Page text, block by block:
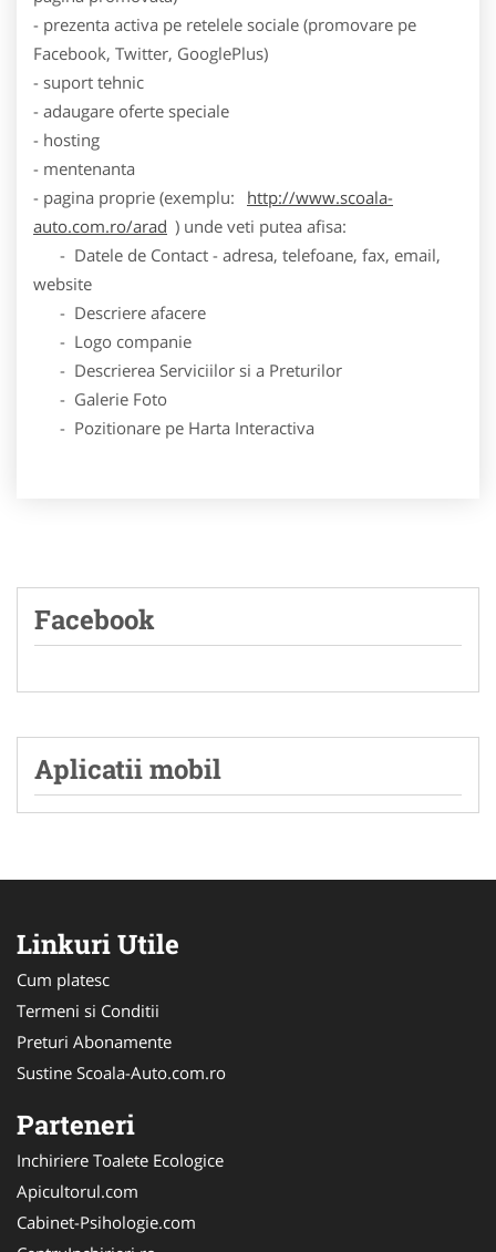
- prezenta activa pe retelele sociale (promovare pe
Facebook, Twitter, GooglePlus)
- suport tehnic
- adaugare oferte speciale
- hosting
- mentenanta
- pagina proprie (exemplu:
http://www.scoala-
auto.com.ro/arad ) unde veti putea afisa:
- Datele de Contact - adresa, telefoane, fax, email,
website
- Descriere afacere
- Logo companie
- Descrierea Serviciilor si a Preturilor
- Galerie Foto
- Pozitionare pe Harta Interactiva
Facebook
Aplicatii mobil
Linkuri Utile
Cum platesc
Termeni si Conditii
Preturi Abonamente
Sustine Scoala-Auto.com.ro
Parteneri
Inchiriere Toalete Ecologice
Apicultorul.com
Cabinet-Psihologie.com